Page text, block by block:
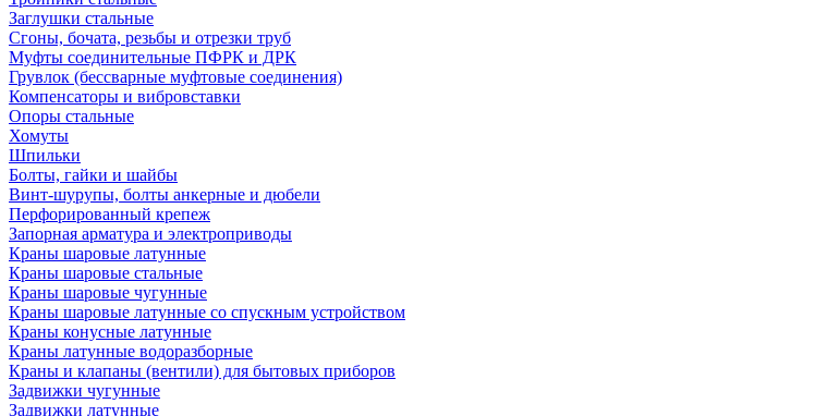
Заглушки стальные
Сгоны, бочата, резьбы и отрезки труб
Муфты соединительные ПФРК и ДРК
Грувлок (бессварные муфтовые соединения)
Компенсаторы и вибровставки
Опоры стальные
Хомуты
Шпильки
Болты, гайки и шайбы
Винт-шурупы, болты анкерные и дюбели
Перфорированный крепеж
Запорная арматура и электроприводы
Краны шаровые латунные
Краны шаровые стальные
Краны шаровые чугунные
Краны шаровые латунные со спускным устройством
Краны конусные латунные
Краны латунные водоразборные
Краны и клапаны (вентили) для бытовых приборов
Задвижки чугунные
Задвижки латунные